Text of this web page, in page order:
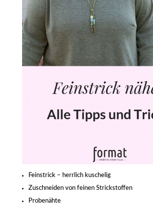
Feinstrick – herrlich kuschelig
Zuschneiden von feinen Strickstoffen
Probenähte